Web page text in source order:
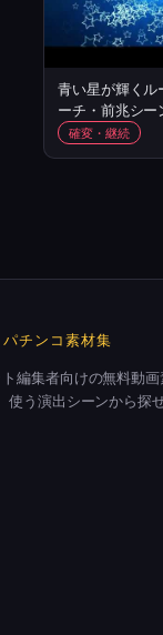
青い星が輝くル
ーチ・前兆シー
確変・継続
パチンコ素材集
編集者向けの無料動画
使う演出シーンから探せ